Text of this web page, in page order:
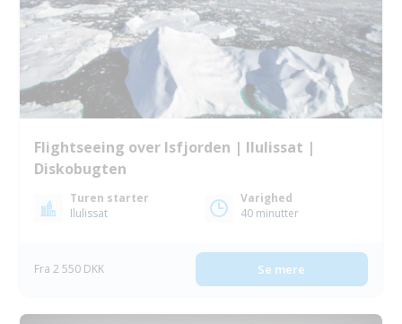
Flightseeing over Isfjorden | Ilulissat |
Diskobugten
Turen starter
Ilulissat
Varighed
40 minutter
Fra 2 550 DKK Se mere